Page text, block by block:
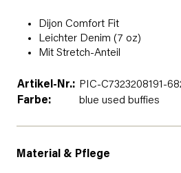
Dijon Comfort Fit
Leichter Denim (7 oz)
Mit Stretch-Anteil
Artikel-Nr.: PIC-C7323208191-
Farbe:
blue used buffies
Material & Pflege